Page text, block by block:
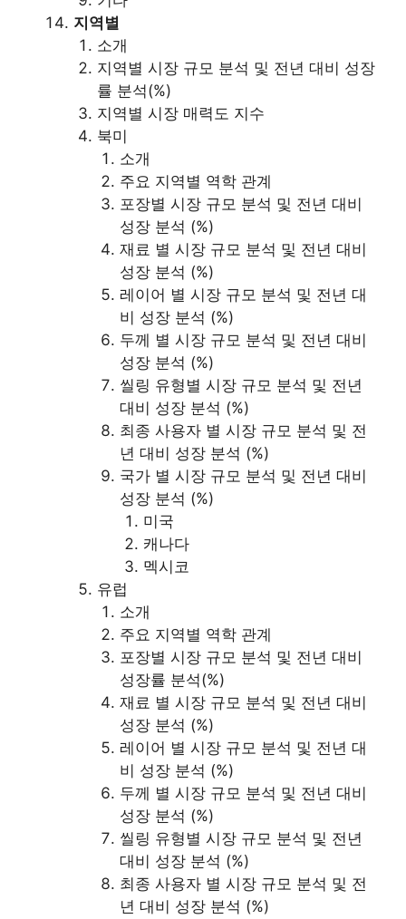
지역별
소개
지역별 시장 규모 분석 및 전년 대비 성장
률 분석(%)
지역별 시장 매력도 지수
북미
소개
주요 지역별 역학 관계
포장별 시장 규모 분석 및 전년 대비
성장 분석 (%)
재료 별 시장 규모 분석 및 전년 대비
성장 분석 (%)
레이어 별 시장 규모 분석 및 전년 대
비 성장 분석 (%)
두께 별 시장 규모 분석 및 전년 대비
성장 분석 (%)
씰링 유형별 시장 규모 분석 및 전년
대비 성장 분석 (%)
최종 사용자 별 시장 규모 분석 및 전
년 대비 성장 분석 (%)
국가 별 시장 규모 분석 및 전년 대비
성장 분석 (%)
미국
캐나다
멕시코
유럽
소개
주요 지역별 역학 관계
포장별 시장 규모 분석 및 전년 대비
성장률 분석(%)
재료 별 시장 규모 분석 및 전년 대비
성장 분석 (%)
레이어 별 시장 규모 분석 및 전년 대
비 성장 분석 (%)
두께 별 시장 규모 분석 및 전년 대비
성장 분석 (%)
씰링 유형별 시장 규모 분석 및 전년
대비 성장 분석 (%)
최종 사용자 별 시장 규모 분석 및 전
년 대비 성장 분석 (%)